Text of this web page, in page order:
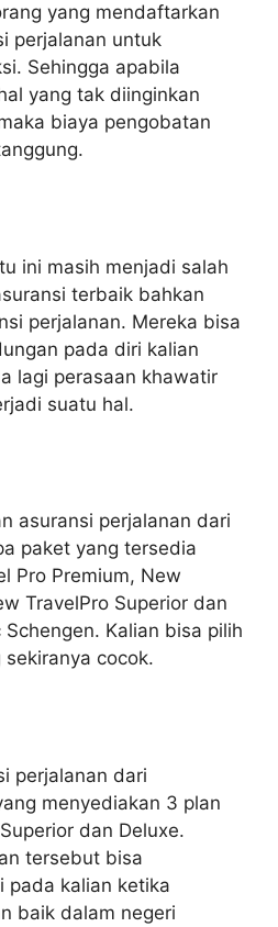
yang mendaftarkan
perjalanan untuk
Sehingga apabila
yang tak diinginkan
biaya pengobatan
ini masih menjadi salah
terbaik bahkan
perjalanan. Mereka bisa
pada diri kalian
lagi perasaan khawatir
suatu hal.
asuransi perjalanan dari
paket yang tersedia
Pro Premium, New
TravelPro Superior dan
Kalian bisa pilih
cocok.
perjalanan dari
menyediakan 3 plan
dan Deluxe.
tersebut bisa
pada kalian ketika
baik dalam negeri